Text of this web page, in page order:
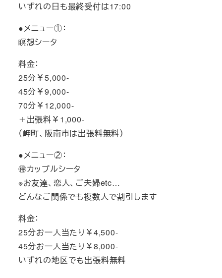
いずれの日も最終受付は17:00
●メニュー①：
瞑想シータ
料金：
25分￥5,000-
45分￥9,000-
70分￥12,000-
＋出張料￥1,000-
（岬町、阪南市は出張料無料）
●メニュー②：
🉐カップルシータ
※お友達、恋人、ご夫婦etc…
どんなご関係でも複数人で割引します
料金：
25分お一人当たり￥4,500-
45分お一人当たり￥8,000-
いずれの地区でも出張料無料